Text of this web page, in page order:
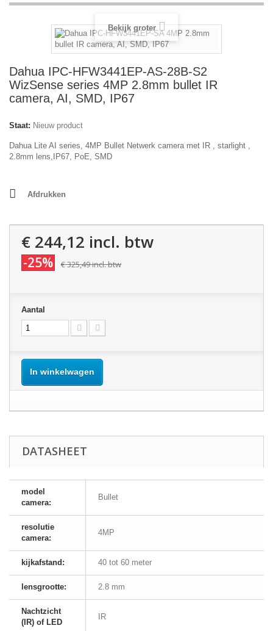
Bekijk groter
Dahua IPC-HFW3441EP-AS-28B-S2
WizSense series 4MP 2.8mm bullet IR
camera, AI, SMD, IP67
Staat: Nieuw product
Dahua Lite AI series, 4MP Bullet Netwerk camera met IR , starlight ,
2.8mm lens,IP67, PoE, SMD
Afdrukken
€ 244,12 incl. btw
-25% € 325,49incl. btw
Aantal
In winkelwagen
DATASHEET
model
camera:
Bullet
resolutie
camera:
4MP
kijkafstand: 40 tot 60 meter
lensgrootte: 2.8 mm
Nachtzicht
(IR) of LED
IR